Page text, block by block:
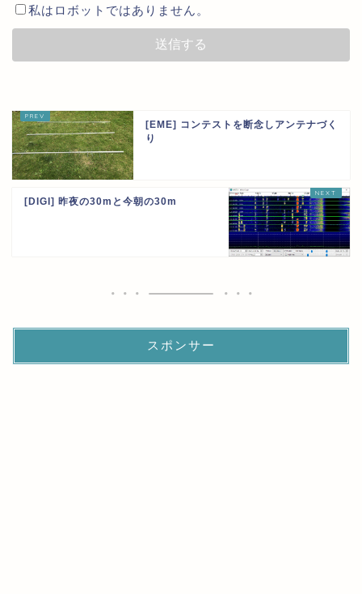
私はロボットではありません。
[EME] コンテストを断念しアンテナづく
り
[DIGI] 昨夜の30mと今朝の30m
スポンサー